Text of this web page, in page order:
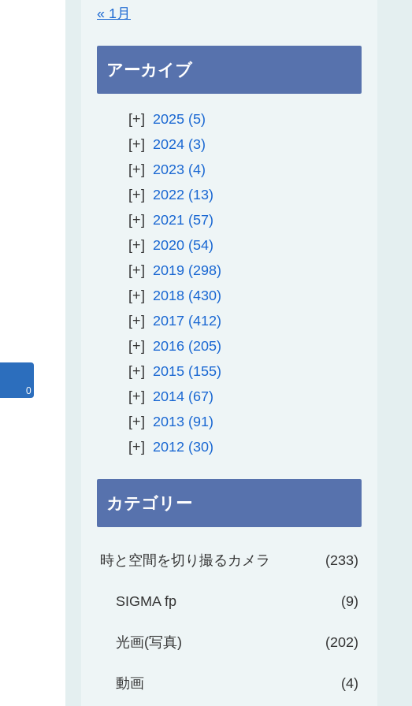
0
« 1月
アーカイブ
2025 5
2024 3
2023 4
2022
13
2021
57
2020 54
2019 298
2018 430
2017 412
2016 205
2015 155
2014 67
2013 91
2012
30
カテゴリー
時と空間を切り撮るカメラ 233
SIGMA fp 9
光画(写真) 202
動画 4